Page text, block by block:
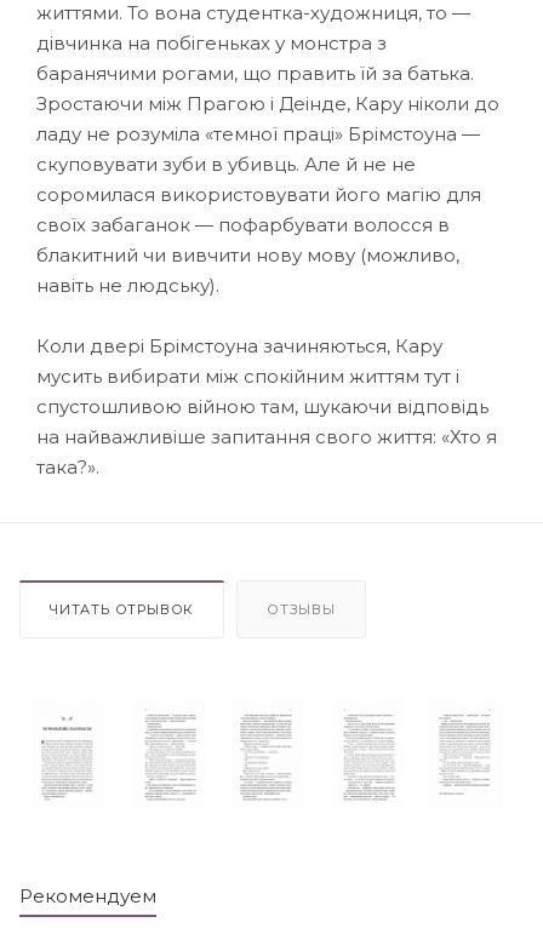
життями. То вона студентка-художниця, то —
дівчинка на побігеньках у монстра з
баранячими рогами, що править їй за батька.
Зростаючи між Прагою і Деінде, Кару ніколи до
ладу не розуміла «темної праці» Брімстоуна —
скуповувати зуби в убивць. Але й не не
соромилася використовувати його магію для
своїх забаганок — пофарбувати волосся в
блакитний чи вивчити нову мову (можливо,
навіть не людську).
Коли двері Брімстоуна зачиняються, Кару
мусить вибирати між спокійним життям тут і
спустошливою війною там, шукаючи відповідь
на найважливіше запитання свого життя: «Хто я
така?».
ЧИТАТЬ ОТРЫВОК ОТЗЫВЫ
Рекомендуем